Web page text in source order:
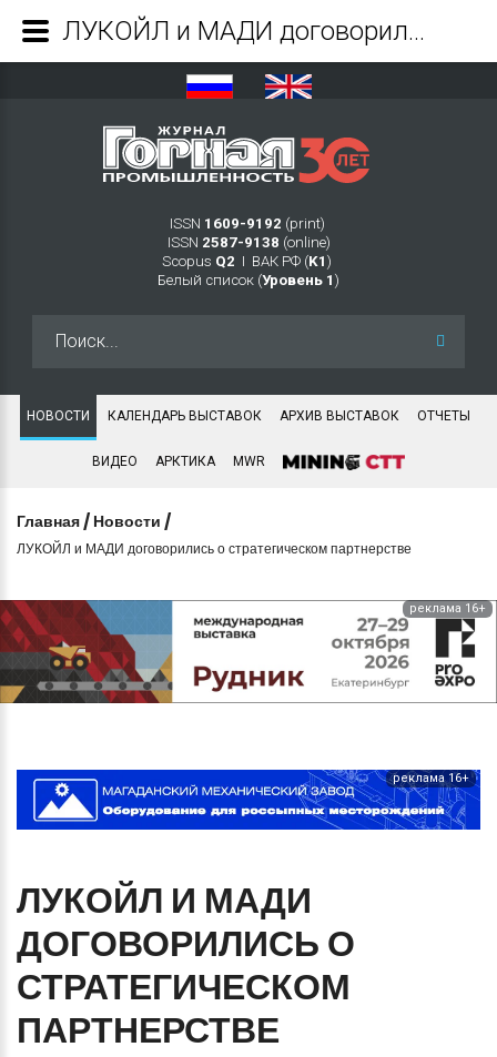
ISSN 1609-9192 (print)
ISSN 2587-9138 (online)
Scopus Q2 Ι ВАК РФ (K1 )
Белый список (Уровень 1 )
НОВОСТИ КАЛЕНДАРЬ ВЫСТАВОК АРХИВ ВЫСТАВОК ОТЧЕТЫ
ВИДЕО АРКТИКА MWR
Главная / Новости /
ЛУКОЙЛ и МАДИ договорились о стратегическом партнерстве
реклама 16+
реклама 16+
ЛУКОЙЛ И МАДИ
ДОГОВОРИЛИСЬ О
СТРАТЕГИЧЕСКОМ
ПАРТНЕРСТВЕ
ЛУКОЙЛ и МАДИ договорились о стратегическом партнерстве - Журнал Горная промышленность